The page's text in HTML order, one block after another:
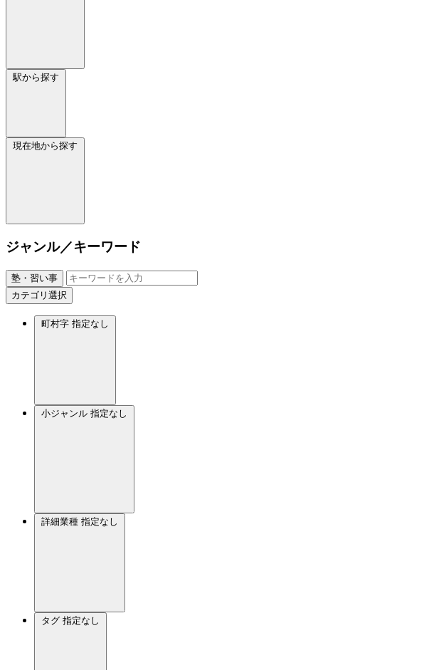
駅から探す
現在地から探す
ジャンル／キーワード
塾・習い事
カテゴリ選択
町村字 指定なし
小ジャンル 指定なし
詳細業種 指定なし
タグ 指定なし